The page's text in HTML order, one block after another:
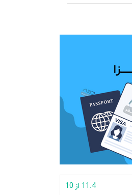
11.4 از 10